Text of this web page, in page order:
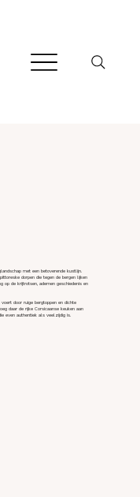
met een betoverende kustlijn.
dorpen die tegen de bergen lijken
op de krijtrotsen, ademen geschiedenis en
door ruige bergtoppen en dichte
daar de rijke Corsicaanse keuken aan
even authentiek als veelzijdig is.